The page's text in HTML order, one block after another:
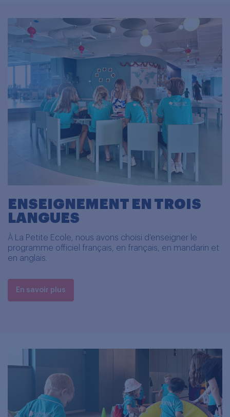
ENSEIGNEMENT EN TROIS
LANGUES
À La Petite Ecole, nous avons choisi d'enseigner le
programme officiel français, en français, en mandarin et
en anglais.
En savoir plus